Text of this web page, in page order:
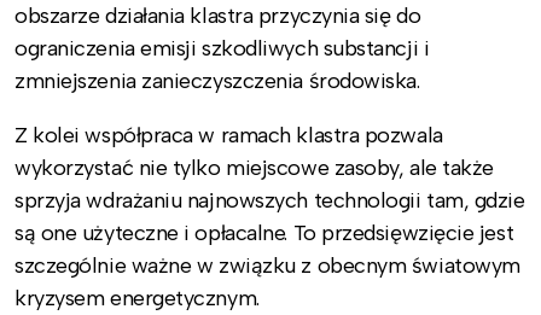
obszarze działania klastra przyczynia się do
ograniczenia emisji szkodliwych substancji i
zmniejszenia zanieczyszczenia środowiska.
Z kolei współpraca w ramach klastra pozwala
wykorzystać nie tylko miejscowe zasoby, ale także
sprzyja wdrażaniu najnowszych technologii tam, gdzie
są one użyteczne i opłacalne. To przedsięwzięcie jest
szczególnie ważne w związku z obecnym światowym
kryzysem energetycznym.